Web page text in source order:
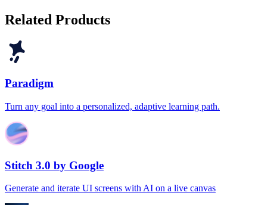
Related Products
Paradigm
Turn any goal into a personalized, adaptive learning path.
Stitch 3.0 by Google
Generate and iterate UI screens with AI on a live canvas